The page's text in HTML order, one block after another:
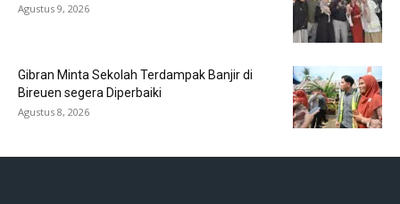
Agustus 9, 2026
Gibran Minta Sekolah Terdampak Banjir di
Bireuen segera Diperbaiki
Agustus 8, 2026